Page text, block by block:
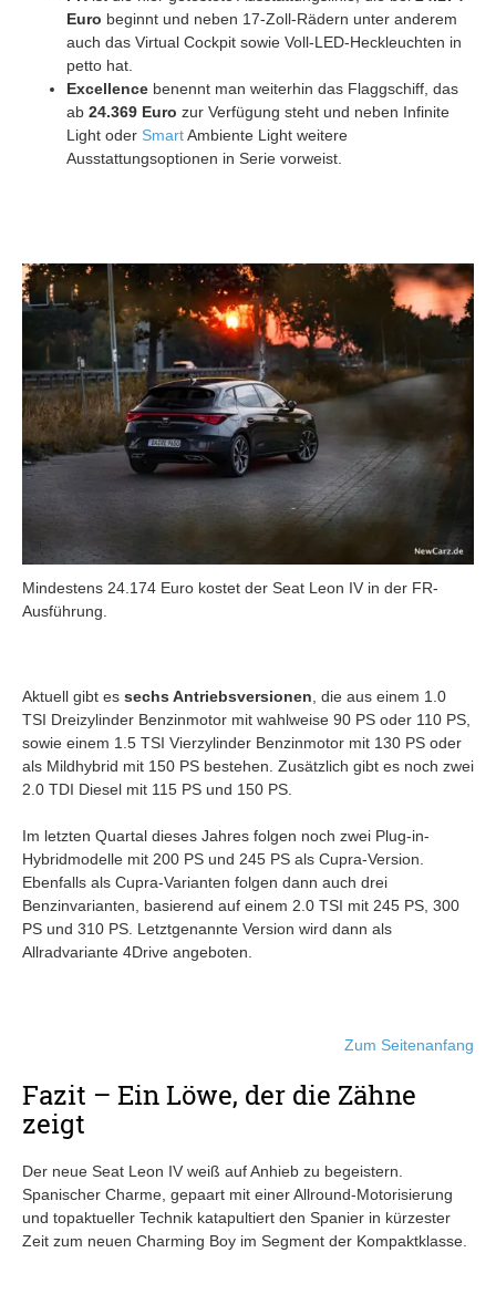
Euro beginnt und neben 17-Zoll-Rädern unter anderem
auch das Virtual Cockpit sowie Voll-LED-Heckleuchten in
petto hat.
Excellence benennt man weiterhin das Flaggschiff, das
ab 24.369 Euro zur Verfügung steht und neben Infinite
Light oder SmartAmbiente Light weitere
Ausstattungsoptionen in Serie vorweist.
Mindestens 24.174 Euro kostet der Seat Leon IV in der FR-
Ausführung.
Aktuell gibt es sechs Antriebsversionen , die aus einem 1.0
TSI Dreizylinder Benzinmotor mit wahlweise 90 PS oder 110 PS,
sowie einem 1.5 TSI Vierzylinder Benzinmotor mit 130 PS oder
als Mildhybrid mit 150 PS bestehen. Zusätzlich gibt es noch zwei
2.0 TDI Diesel mit 115 PS und 150 PS.
Im letzten Quartal dieses Jahres folgen noch zwei Plug-in-
Hybridmodelle mit 200 PS und 245 PS als Cupra-Version.
Ebenfalls als Cupra-Varianten folgen dann auch drei
Benzinvarianten, basierend auf einem 2.0 TSI mit 245 PS, 300
PS und 310 PS. Letztgenannte Version wird dann als
Allradvariante 4Drive angeboten.
Zum Seitenanfang
Fazit – Ein Löwe, der die Zähne
zeigt
Der neue Seat Leon IV weiß auf Anhieb zu begeistern.
Spanischer Charme, gepaart mit einer Allround-Motorisierung
und topaktueller Technik katapultiert den Spanier in kürzester
Zeit zum neuen Charming Boy im Segment der Kompaktklasse.